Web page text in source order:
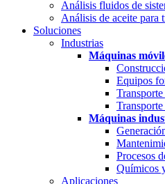
Análisis fluidos de
Análisis de aceite para
Soluciones
Industrias
Máquinas
Equipos
Máquinas
Procesos
Químicos
Aplicaciones